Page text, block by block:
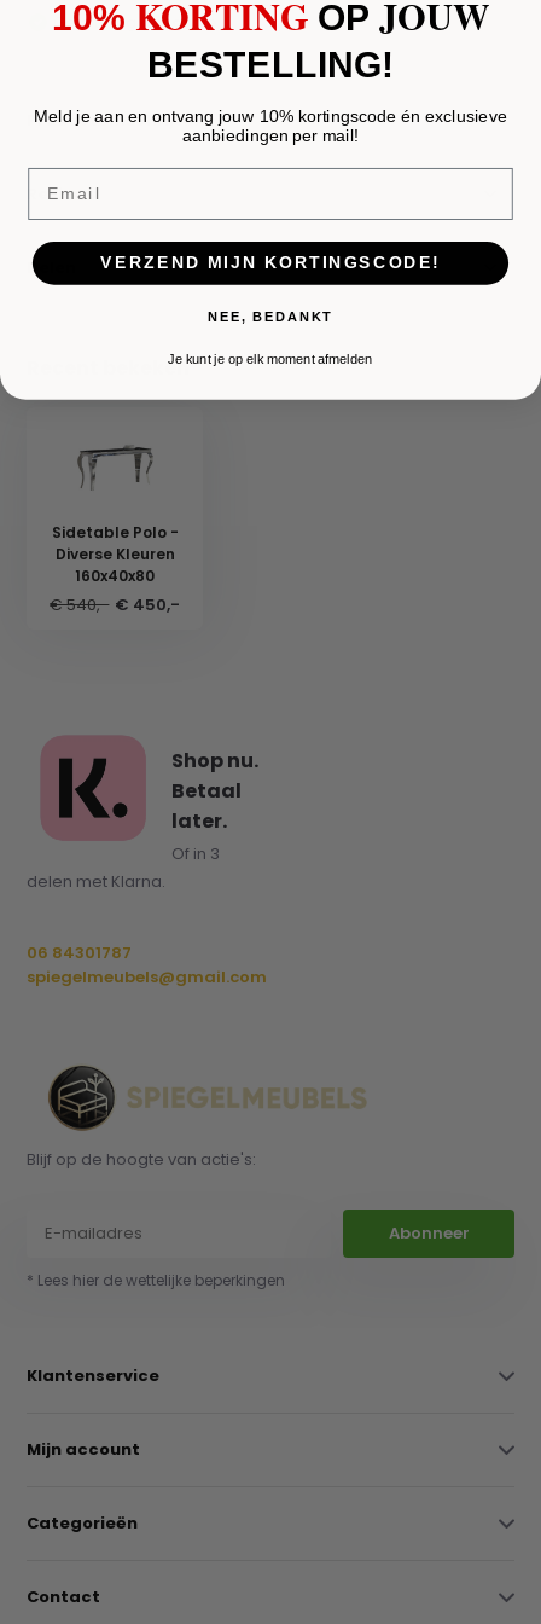
Geld terug
garantie
Productomschrijving
Reviews
Delen
Recent bekeken
Sidetable Polo -
Diverse Kleuren
160x40x80
€ 540,- € 450,-
Shop nu.
Betaal
later.
Of in 3
delen met Klarna.
06 84301787
spiegelmeubels@gmail.com
Blijf op de hoogte van actie's:
Abonneer
* Lees hier de wettelijke beperkingen
Klantenservice
Mijn account
Categorieën
Contact
10% KORTING OPJOUW
BESTELLING!
Meld je aan en ontvang jouw 10% kortingscode én exclusieve
aanbiedingen per mail!
VERZEND MIJN KORTINGSCODE!
NEE, BEDANKT
Je kunt je op elk moment afmelden